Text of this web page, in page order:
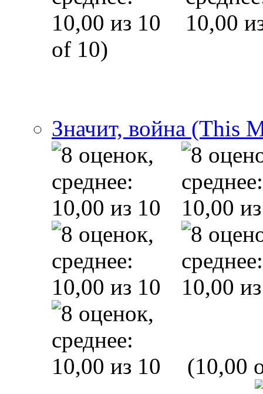
of 10)
Значит, война (This
(10,00